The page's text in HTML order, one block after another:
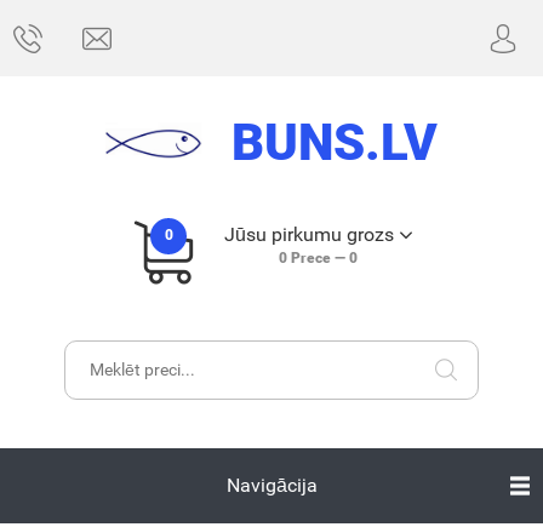
BUNS.LV
0 Jūsu pirkumu grozs
0Prece — 0
Navigācija